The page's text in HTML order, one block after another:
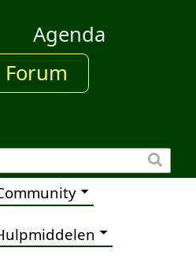
Agenda
Forum